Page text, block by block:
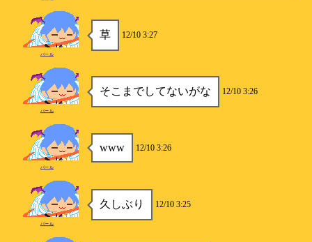
草 12/10 3:27
パール
そこまでしてないがな 12/10 3:26
パール
www 12/10 3:26
パール
久しぶり 12/10 3:25
パール